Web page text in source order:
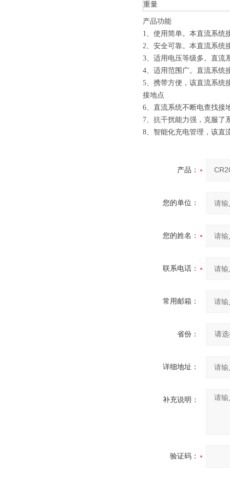
重量
产品功能
1、使用简单。本直流系统
2、安全可靠。本直流系统
3、适用电压等级多。直流
4、适用范围广。直流系统
5、携带方便，该直流系统
接地点
6、直流系统不断电查找接
7、抗干扰能力强，克服了
8、智能化充电管理，该直
产品：
您的单位：
您的姓名：
联系电话：
常用邮箱：
省份：
详细地址：
补充说明：
验证码：